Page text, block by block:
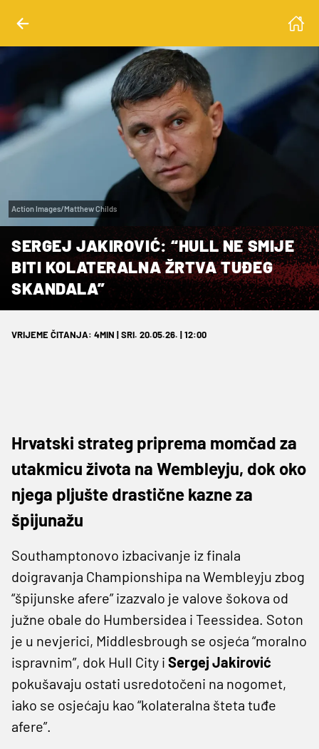
Action Images/Matthew Childs
SERGEJ JAKIROVIĆ: “HULL NE SMIJE
BITI KOLATERALNA ŽRTVA TUĐEG
SKANDALA”
VRIJEME ČITANJA: 4MIN | SRI. 20.05.26. | 12:00
Hrvatski strateg priprema momčad za
utakmicu života na Wembleyju, dok oko
njega pljušte drastične kazne za
špijunažu
Southamptonovo izbacivanje iz finala
doigravanja Championshipa na Wembleyju zbog
“špijunske afere” izazvalo je valove šokova od
južne obale do Humbersidea i Teessidea. Soton
je u nevjerici, Middlesbrough se osjeća “moralno
ispravnim”, dok Hull City i Sergej Jakirović
pokušavaju ostati usredotočeni na nogomet,
iako se osjećaju kao “kolateralna šteta tuđe
afere”.